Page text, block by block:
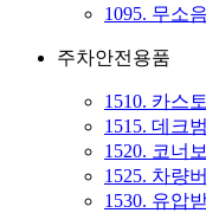
1095. 무소
주차안전용품
1510. 카스
1515. 데크
1520. 코너
1525. 차량
1530. 유압